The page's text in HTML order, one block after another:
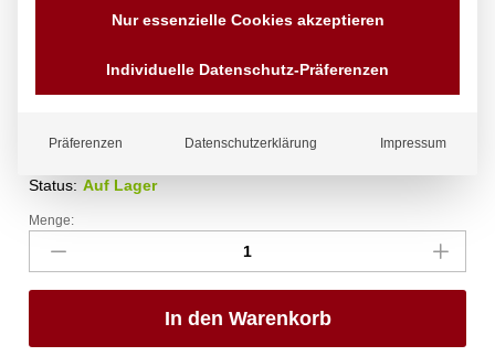
Platte, oval, HENDI, 280x180mm
Status: Auf Lager
Platte,
oval,
HENDI,
280x180mm
Menge:
In den Warenkorb
Nur essenzielle Cookies akzeptieren
Individuelle Datenschutz-Präferenzen
Präferenzen Datenschutzerklärung Impressum